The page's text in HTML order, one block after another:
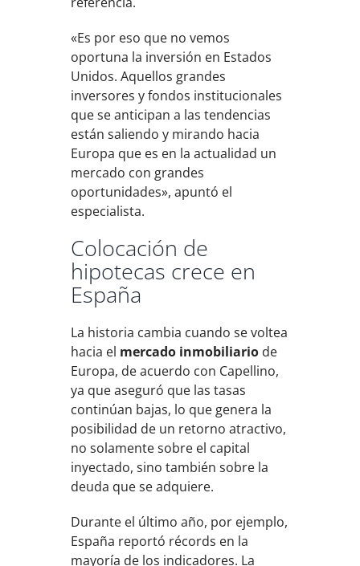
«Es por eso que no vemos
oportuna la inversión en Estados
Unidos. Aquellos grandes
inversores y fondos institucionales
que se anticipan a las tendencias
están saliendo y mirando hacia
Europa que es en la actualidad un
mercado con grandes
oportunidades», apuntó el
especialista.
Colocación de
hipotecas crece en
España
La historia cambia cuando se voltea
hacia el mercado inmobiliario de
Europa, de acuerdo con Capellino,
ya que aseguró que las tasas
continúan bajas, lo que genera la
posibilidad de un retorno atractivo,
no solamente sobre el capital
inyectado, sino también sobre la
deuda que se adquiere.
Durante el último año, por ejemplo,
España reportó récords en la
mayoría de los indicadores. La